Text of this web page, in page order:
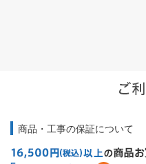
商品・工事の保証について